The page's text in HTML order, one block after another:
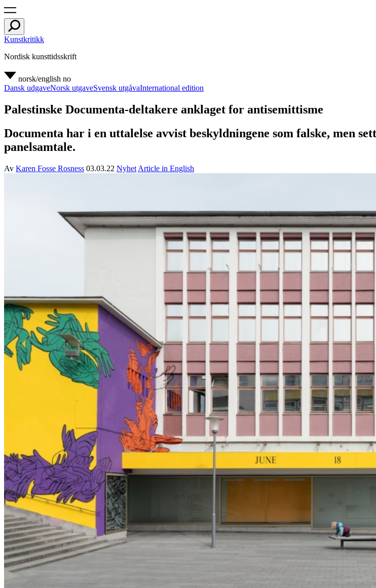
Kunstkritikk
Nordisk kunsttidsskrift
norsk/english no
Dansk udgaveNorsk utgaveSvensk utgåvaInternational edition
Palestinske Documenta-deltakere anklaget for antisemittisme
Documenta har i en uttalelse avvist beskyldningene som falske, men
panelsamtale.
Av Karen Fosse Rosness 03.03.22 Nyhet Article in English